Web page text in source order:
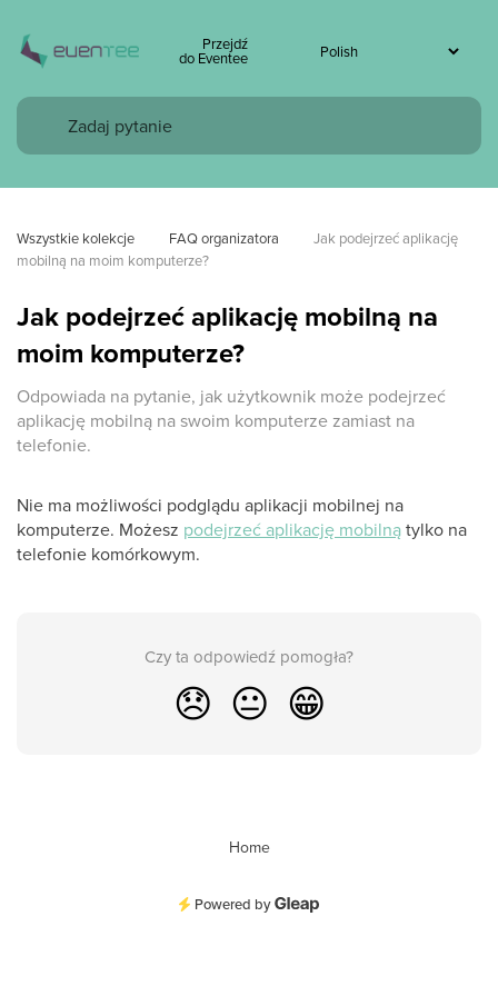
Przejdź
do Eventee
Wszystkie kolekcje FAQ organizatora
Jak podejrzeć aplikację
mobilną na moim komputerze?
Jak podejrzeć aplikację mobilną na
moim komputerze?
Odpowiada na pytanie, jak użytkownik może podejrzeć
aplikację mobilną na swoim komputerze zamiast na
telefonie.
Nie ma możliwości podglądu aplikacji mobilnej na
komputerze. Możesz podejrzeć aplikację mobilnątylko na
telefonie komórkowym.
Czy ta odpowiedź pomogła?
😞 😐 😁
Home
Powered by